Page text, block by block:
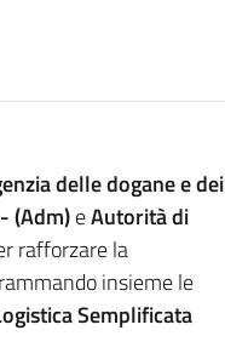
delle dogane e dei
(Adm)eAutorità di
rafforzare la
insieme le
Semplificata